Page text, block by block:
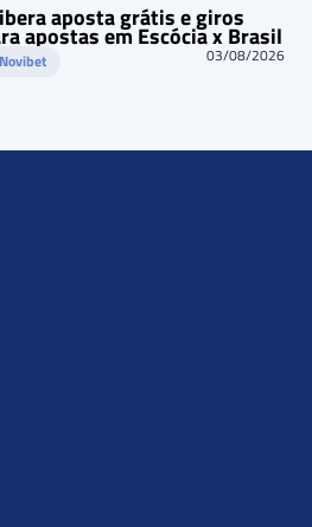
aposta grátis e giros
apostas em Escócia x Brasil
03/08/2026